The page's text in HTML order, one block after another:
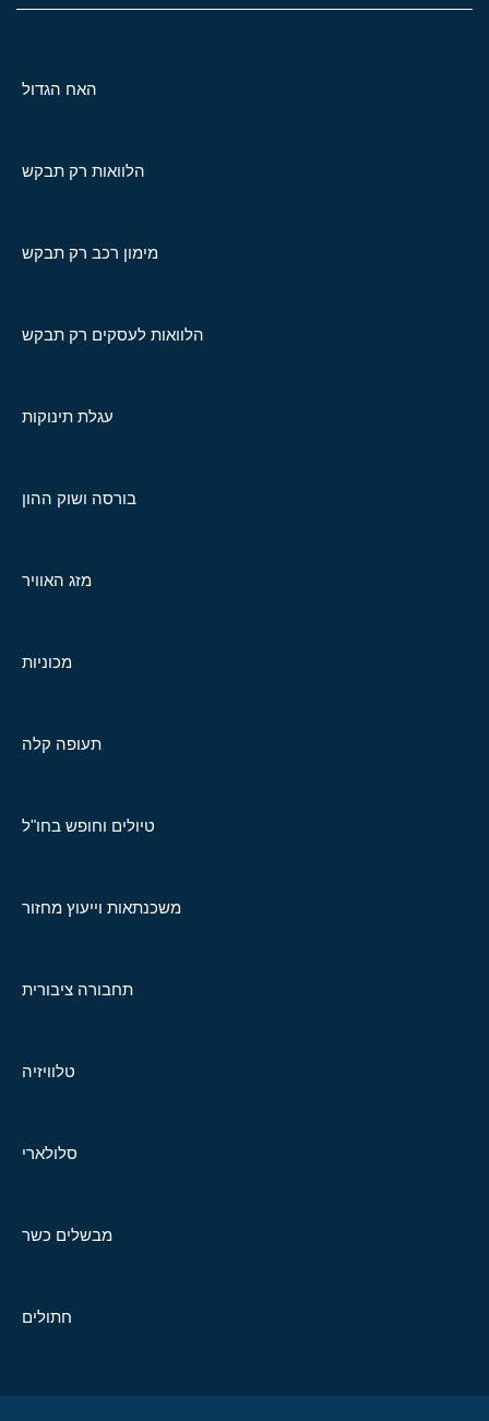
האח הגדול
הלוואות רק תבקש
מימון רכב רק תבקש
הלוואות לעסקים רק תבקש
עגלת תינוקות
בורסה ושוק ההון
מזג האוויר
מכוניות
תעופה קלה
טיולים וחופש בחו"ל
משכנתאות וייעוץ מחזור
תחבורה ציבורית
טלוויזיה
סלולארי
מבשלים כשר
חתולים